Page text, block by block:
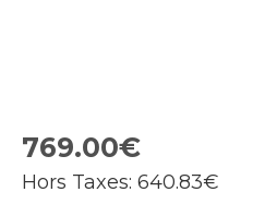
769.00€
Hors Taxes: 640.83€